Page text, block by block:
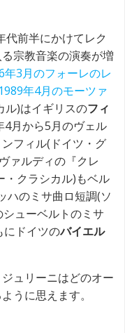
代前半にかけてレク
宗教音楽の演奏が増
年3月のフォーレのレ
1989年4月のモーツァ
ル)はイギリスのフィ
4月から5月のヴェル
フィル(ドイツ・グ
ァルディの『クレ
・クラシカル)もベル
ハのミサ曲ロ短調(ソ
ューベルトのミサ
にドイツのバイエル
ュリーニはどのオー
うに思えます。